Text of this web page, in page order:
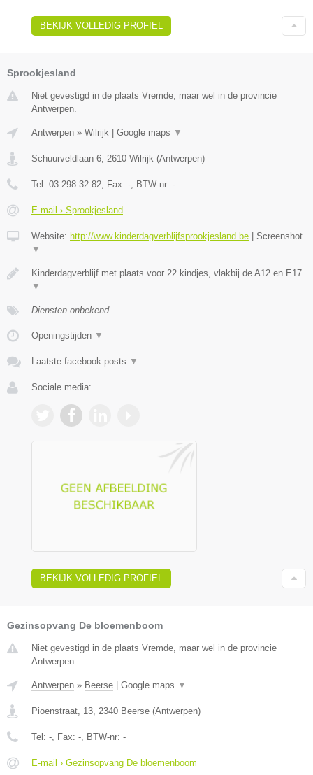
BEKIJK VOLLEDIG PROFIEL
Sprookjesland
Niet gevestigd in de plaats Vremde, maar wel in de provincie
Antwerpen.
Antwerpen » Wilrijk Google maps ▼
Schuurveldlaan 6, 2610 Wilrijk (Antwerpen)
Tel: 03 298 32 82, Fax: -, BTW-nr: -
E-mail › Sprookjesland
Website: http://www.kinderdagverblijfsprookjesland.be
Screenshot
▼
Kinderdagverblijf met plaats voor 22 kindjes, vlakbij de A12 en E17
▼
Diensten onbekend
Openingstijden ▼
Laatste facebook posts ▼
Sociale media:
BEKIJK VOLLEDIG PROFIEL
Gezinsopvang De bloemenboom
Niet gevestigd in de plaats Vremde, maar wel in de provincie
Antwerpen.
Antwerpen » Beerse Google maps ▼
Pioenstraat, 13, 2340 Beerse (Antwerpen)
Tel: -, Fax: -, BTW-nr: -
E-mail › Gezinsopvang De bloemenboom